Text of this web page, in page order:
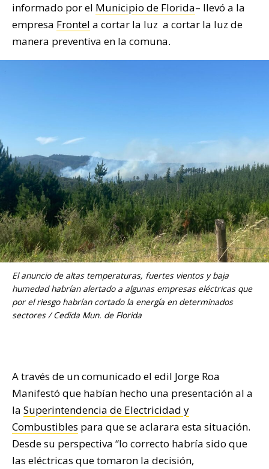
informado por el Municipio de Florida– llevó a la
empresa Frontel a cortar la luz a cortar la luz de
manera preventiva en la comuna.
El anuncio de altas temperaturas, fuertes vientos y baja
humedad habrían alertado a algunas empresas eléctricas que
por el riesgo habrían cortado la energía en determinados
sectores / Cedida Mun. de Florida
A través de un comunicado el edil Jorge Roa
Manifestó que habían hecho una presentación al a
la Superintendencia de Electricidad y
Combustibles para que se aclarara esta situación.
Desde su perspectiva “lo correcto habría sido que
las eléctricas que tomaron la decisión,